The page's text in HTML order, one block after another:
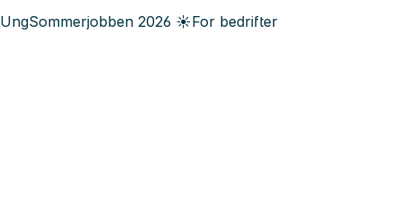
UngSommerjobben 2026 ☀️For bedrifter